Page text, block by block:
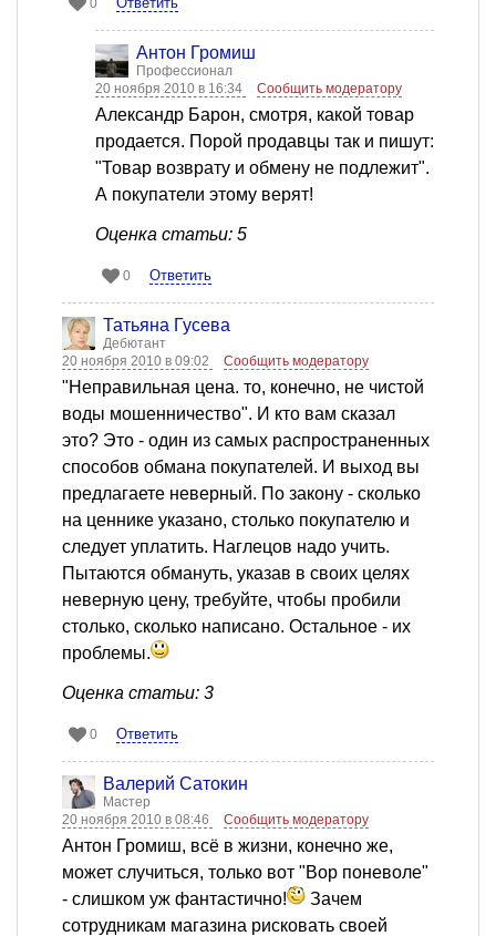
Антон Громиш
Профессионал
20 ноября 2010 в 16:34
Сообщить модератору
Александр Барон, смотря, какой товар
продается. Порой продавцы так и пишут:
"Товар возврату и обмену не подлежит".
А покупатели этому верят!
Оценка статьи: 5
0 Ответить
Татьяна Гусева
Дебютант
20 ноября 2010 в 09:02
Сообщить модератору
"Неправильная цена. то, конечно, не чистой
воды мошенничество". И кто вам сказал
это? Это - один из самых распространенных
способов обмана покупателей. И выход вы
предлагаете неверный. По закону - сколько
на ценнике указано, столько покупателю и
следует уплатить. Наглецов надо учить.
Пытаются обмануть, указав в своих целях
неверную цену, требуйте, чтобы пробили
столько, сколько написано. Остальное - их
проблемы.
Оценка статьи: 3
0 Ответить
Валерий Сатокин
Мастер
20 ноября 2010 в 08:46
Сообщить модератору
Антон Громиш, всё в жизни, конечно же,
может случиться, только вот "Вор поневоле"
- слишком уж фантастично!
Зачем
сотрудникам магазина рисковать своей